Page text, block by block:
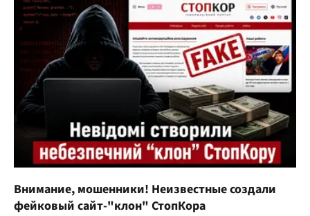
Внимание, мошенники! Неизвестные создали
фейковый сайт-"клон" СтопКора